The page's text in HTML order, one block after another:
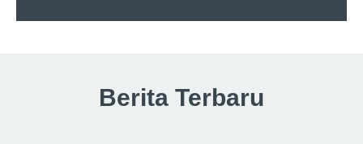
Berita Terbaru